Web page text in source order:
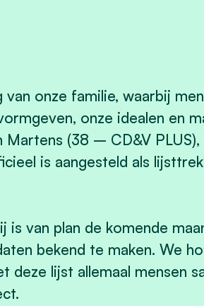
onze familie, waarbij
onze idealen en
(38 – CD&V PLUS),
is aangesteld als
van plan de komende
bekend te maken. We
deze lijst allemaal mensen